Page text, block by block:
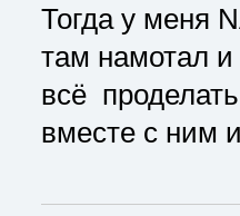
Тогда у меня
там намотал и
всё
вместе с ним